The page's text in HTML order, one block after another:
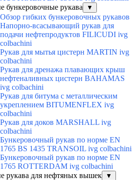
бункеровочные рукава
▼
Обзор гибких бункеровочных рукавов
Напорно-всасывающий рукав для
подачи нефтепродуктов FILICUDI ivg
colbachini
Рукав для мытья цистерн MARTIN ivg
colbachini
Рукав для дренажа плавающих крыш
нефтеналивных цистерн BAHAMAS
ivg colbachini
Рукав для битума с металлическим
укреплением BITUMENFLEX ivg
colbachini
Рукав для доков MARSHALL ivg
colbachini
Бункеровочный рукав по норме EN
1765 BS 1435 TRANSOIL ivg colbachini
Бункеровочный рукав по норме EN
1765 ROTTERDAM ivg colbachini
рукава для нефтяных вышек
▼